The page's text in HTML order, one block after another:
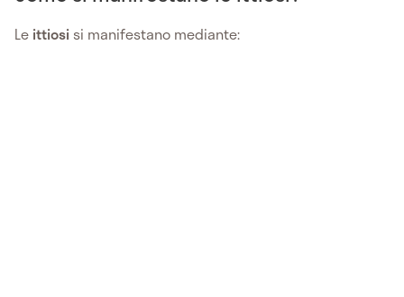
Le ittiosi si manifestano mediante: